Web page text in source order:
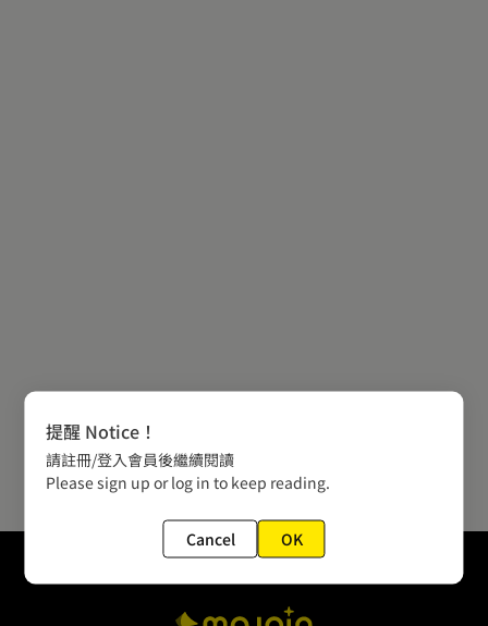
提醒 Notice！
請註冊/登入會員後繼續閱讀
Please sign up or log in to keep reading.
Cancel OK